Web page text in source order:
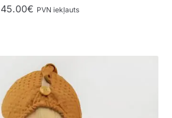
45.00€ PVN iekļauts